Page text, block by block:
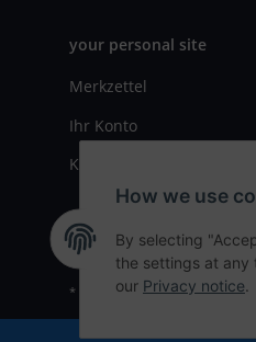
your personal site
Merkzettel
Ihr Konto
Kasse
* All prices incl. VAT, plus
How we use
By selecting
the settings at any
our Privacy notice.